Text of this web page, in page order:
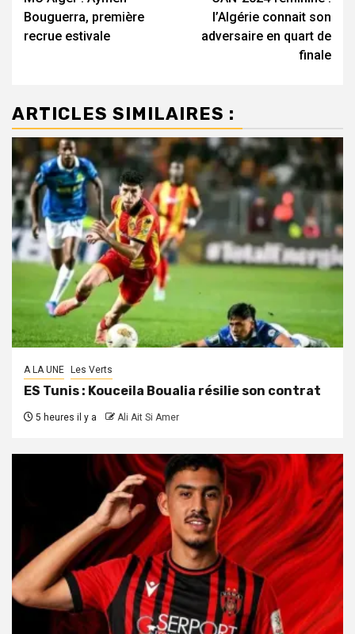
d’article
Bouguerra, première
recrue estivale
l’Algérie connait son
adversaire en quart de
finale
ARTICLES SIMILAIRES :
A LA UNE Les Verts
ES Tunis : Kouceila Boualia résilie son contrat
5 heures il y a Ali Ait Si Amer